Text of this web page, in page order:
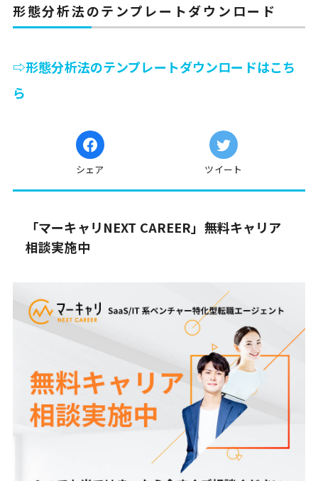
形態分析法のテンプレートダウンロード
⇨形態分析法のテンプレートダウンロードはこち
ら
シェア ツイート
「マーキャリNEXT CAREER」無料キャリア
相談実施中